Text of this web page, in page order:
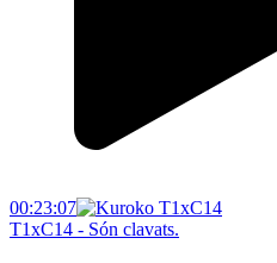
00:23:07
T1xC14 - Són clavats.